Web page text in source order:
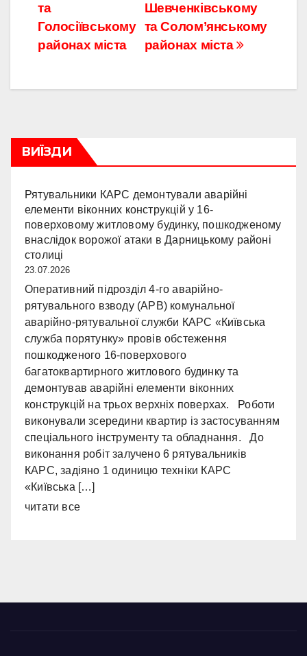
Шевченківському
та Солом’янському
районах міста
та
Голосіївському
районах міста
ВИЇЗДИ
Рятувальники КАРС демонтували аварійні
елементи віконних конструкцій у 16-
поверховому житловому будинку, пошкодженому
внаслідок ворожої атаки в Дарницькому районі
столиці
23.07.2026
Оперативний підрозділ 4-го аварійно-
рятувального взводу (АРВ) комунальної
аварійно-рятувальної служби КАРС «Київська
служба порятунку» провів обстеження
пошкодженого 16-поверхового
багатоквартирного житлового будинку та
демонтував аварійні елементи віконних
конструкцій на трьох верхніх поверхах. Роботи
виконували зсередини квартир із застосуванням
спеціального інструменту та обладнання. До
виконання робіт залучено 6 рятувальників
КАРС, задіяно 1 одиницю техніки КАРС
«Київська […]
читати все